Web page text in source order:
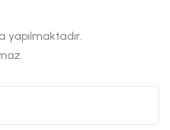
yapılmaktadır.